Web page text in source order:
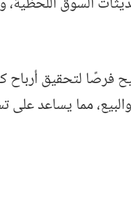
فرصًا لتحقيق
مما يساعد على